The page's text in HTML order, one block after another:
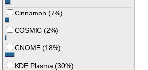
Cinnamon (7%)
COSMIC (2%)
GNOME (18%)
KDE Plasma (30%)